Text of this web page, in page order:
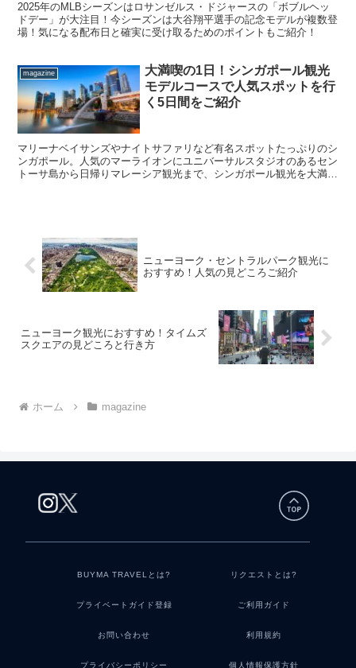
2025年のMLBシーズンはロサンゼルス・ドジャースの「ボブルヘッ
ドデー」が大注目！今シーズンは大谷翔平選手の記念モデルが複数登
場！気になる配布日と確実に受け取るためのポイントもご紹介！
magazine
大満喫の1日！シンガポール観光
モデルコースで人気スポットを行
く5日間をご紹介
マリーナベイサンズやナイトサファリなど有名スポットたっぷりのシ
ンガポール。人気のマーライオンにユニバーサルスタジオのあるセン
トーサ島から日帰りマレーシア観光まで、シンガポール観光を大満喫
ニューヨーク・セントラルパーク観光に
おすすめ！人気の見どころご紹介
ニューヨーク観光におすすめ！タイムズ
スクエアの見どころと行き方
ホーム magazine
BUYMA TRAVELとは? リクエストとは?
プライベートガイド登録 ご利用ガイド
お問い合わせ 利用規約
プライバシーポリシー 個人情報保護方針